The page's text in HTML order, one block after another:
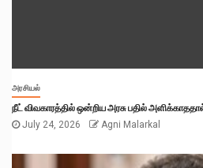
அரசியல்
நீட் விவகாரத்தில் ஒன்றிய அரசு பதில்
July 24, 2026
Agni Malarkal